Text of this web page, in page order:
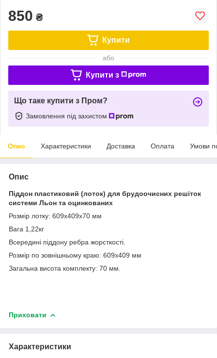
850 ₴
Купити
або
Купити з
Що таке купити з Пром?
Замовлення під захистом
Опис Характеристики Доставка Оплата Умови
Опис
Піддон пластиковий (лоток) для брудоочисних решіток
системи Льон та оцинкованих
Розмір лотку: 609х409х70 мм
Вага 1,22кг
Всередині піддону ребра жорсткості.
Розмір по зовнішньому краю: 609х409 мм
Загальна висота комплекту: 70 мм.
Приховати
Характеристики